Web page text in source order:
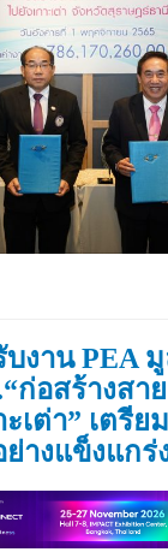
งาน PEA
ก่อสร้างสา
เต่า” เตรีย
างแข็งแกร่